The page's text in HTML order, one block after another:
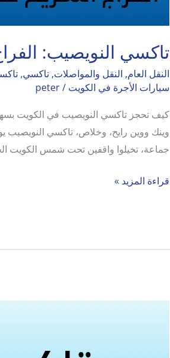
تاكسي النويصيب:
النقل العام, النقل والمواصلات, تاكسي,
سيارات الأجرة في الكويت /
peter
وينك ووين رايح، وخلاص، تاكسي النويصيب
جماعة، تخيلوا واقفين تحت شمس الكويت
قراءة المزيد »